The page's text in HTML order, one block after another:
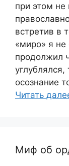
при этом не
встретив в
«миро» я не
продолжил
осознание
Читать
Миф об